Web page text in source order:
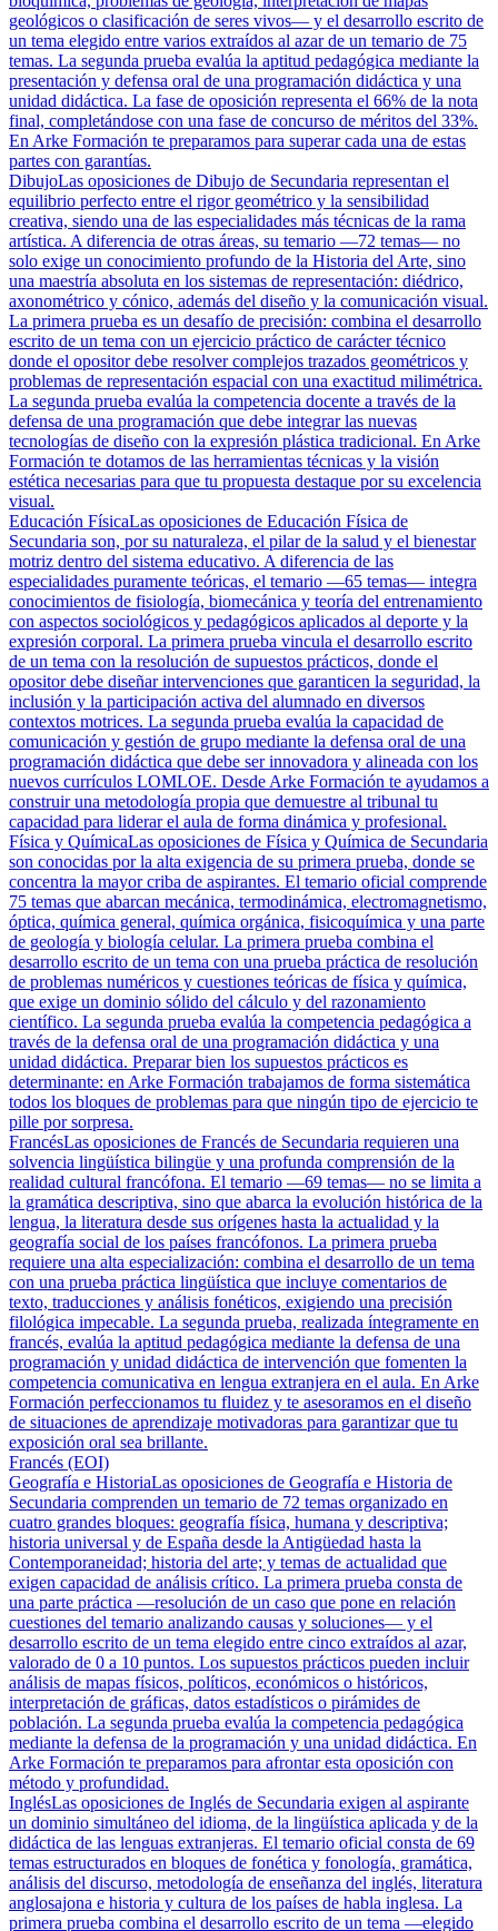
geológicos o clasificación de seres vivos— y el desarrollo escrito de
un tema elegido entre varios extraídos al azar de un temario de 75
temas. La segunda prueba evalúa la aptitud pedagógica mediante la
presentación y defensa oral de una programación didáctica y una
unidad didáctica. La fase de oposición representa el 66% de la nota
final, completándose con una fase de concurso de méritos del 33%.
En Arke Formación te preparamos para superar cada una de estas
partes con garantías.
DibujoLas oposiciones de Dibujo de Secundaria representan el
equilibrio perfecto entre el rigor geométrico y la sensibilidad
creativa, siendo una de las especialidades más técnicas de la rama
artística. A diferencia de otras áreas, su temario —72 temas— no
solo exige un conocimiento profundo de la Historia del Arte, sino
una maestría absoluta en los sistemas de representación: diédrico,
axonométrico y cónico, además del diseño y la comunicación visual.
La primera prueba es un desafío de precisión: combina el desarrollo
escrito de un tema con un ejercicio práctico de carácter técnico
donde el opositor debe resolver complejos trazados geométricos y
problemas de representación espacial con una exactitud milimétrica.
La segunda prueba evalúa la competencia docente a través de la
defensa de una programación que debe integrar las nuevas
tecnologías de diseño con la expresión plástica tradicional. En Arke
Formación te dotamos de las herramientas técnicas y la visión
estética necesarias para que tu propuesta destaque por su excelencia
visual.
Educación FísicaLas oposiciones de Educación Física de
Secundaria son, por su naturaleza, el pilar de la salud y el bienestar
motriz dentro del sistema educativo. A diferencia de las
especialidades puramente teóricas, el temario —65 temas— integra
conocimientos de fisiología, biomecánica y teoría del entrenamiento
con aspectos sociológicos y pedagógicos aplicados al deporte y la
expresión corporal. La primera prueba vincula el desarrollo escrito
de un tema con la resolución de supuestos prácticos, donde el
opositor debe diseñar intervenciones que garanticen la seguridad, la
inclusión y la participación activa del alumnado en diversos
contextos motrices. La segunda prueba evalúa la capacidad de
comunicación y gestión de grupo mediante la defensa oral de una
programación didáctica que debe ser innovadora y alineada con los
nuevos currículos LOMLOE. Desde Arke Formación te ayudamos a
construir una metodología propia que demuestre al tribunal tu
capacidad para liderar el aula de forma dinámica y profesional.
Física y QuímicaLas oposiciones de Física y Química de Secundaria
son conocidas por la alta exigencia de su primera prueba, donde se
concentra la mayor criba de aspirantes. El temario oficial comprende
75 temas que abarcan mecánica, termodinámica, electromagnetismo,
óptica, química general, química orgánica, fisicoquímica y una parte
de geología y biología celular. La primera prueba combina el
desarrollo escrito de un tema con una prueba práctica de resolución
de problemas numéricos y cuestiones teóricas de física y química,
que exige un dominio sólido del cálculo y del razonamiento
científico. La segunda prueba evalúa la competencia pedagógica a
través de la defensa oral de una programación didáctica y una
unidad didáctica. Preparar bien los supuestos prácticos es
determinante: en Arke Formación trabajamos de forma sistemática
todos los bloques de problemas para que ningún tipo de ejercicio te
pille por sorpresa.
FrancésLas oposiciones de Francés de Secundaria requieren una
solvencia lingüística bilingüe y una profunda comprensión de la
realidad cultural francófona. El temario —69 temas— no se limita a
la gramática descriptiva, sino que abarca la evolución histórica de la
lengua, la literatura desde sus orígenes hasta la actualidad y la
geografía social de los países francófonos. La primera prueba
requiere una alta especialización: combina el desarrollo de un tema
con una prueba práctica lingüística que incluye comentarios de
texto, traducciones y análisis fonéticos, exigiendo una precisión
filológica impecable. La segunda prueba, realizada íntegramente en
francés, evalúa la aptitud pedagógica mediante la defensa de una
programación y unidad didáctica de intervención que fomenten la
competencia comunicativa en lengua extranjera en el aula. En Arke
Formación perfeccionamos tu fluidez y te asesoramos en el diseño
de situaciones de aprendizaje motivadoras para garantizar que tu
exposición oral sea brillante.
Francés (EOI)
Geografía e HistoriaLas oposiciones de Geografía e Historia de
Secundaria comprenden un temario de 72 temas organizado en
cuatro grandes bloques: geografía física, humana y descriptiva;
historia universal y de España desde la Antigüedad hasta la
Contemporaneidad; historia del arte; y temas de actualidad que
exigen capacidad de análisis crítico. La primera prueba consta de
una parte práctica —resolución de un caso que pone en relación
cuestiones del temario analizando causas y soluciones— y el
desarrollo escrito de un tema elegido entre cinco extraídos al azar,
valorado de 0 a 10 puntos. Los supuestos prácticos pueden incluir
análisis de mapas físicos, políticos, económicos o históricos,
interpretación de gráficas, datos estadísticos o pirámides de
población. La segunda prueba evalúa la competencia pedagógica
mediante la defensa de la programación y una unidad didáctica. En
Arke Formación te preparamos para afrontar esta oposición con
método y profundidad.
InglésLas oposiciones de Inglés de Secundaria exigen al aspirante
un dominio simultáneo del idioma, de la lingüística aplicada y de la
didáctica de las lenguas extranjeras. El temario oficial consta de 69
temas estructurados en bloques de fonética y fonología, gramática,
análisis del discurso, metodología de enseñanza del inglés, literatura
anglosajona e historia y cultura de los países de habla inglesa. La
primera prueba combina el desarrollo escrito de un tema —elegido